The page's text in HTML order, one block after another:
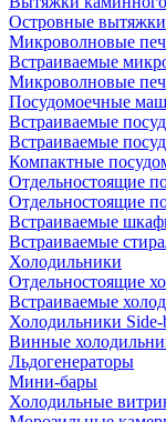
Островные вытяжки
Микроволновые
Встраиваемые
Микроволновые
Посудомоечные
Встраиваемые
Встраиваемые
Компактные
Отдельностоящие
Отдельностоящие
Встраиваемые
Встраиваемые
Холодильники
Отдельностоящие
Встраиваемые
Холодильники Side-
Винные
Льдогенераторы
Мини-бары
Холодильные